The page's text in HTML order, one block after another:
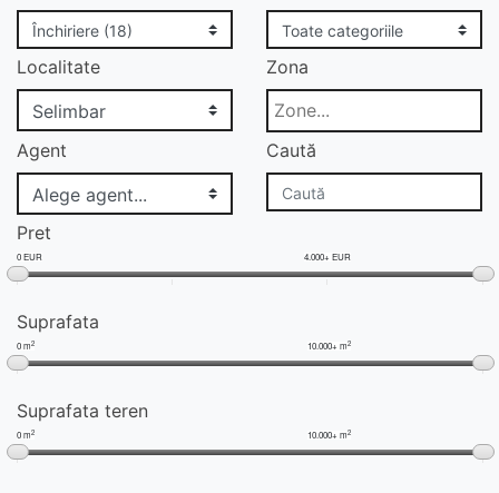
Localitate Zona
Agent Caută
Pret
0 EUR 4.000+ EUR
Suprafata
0 m2 10.000+ m2
Suprafata teren
0 m2 10.000+ m2